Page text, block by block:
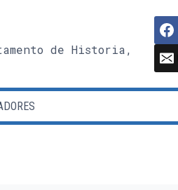
de Historia,